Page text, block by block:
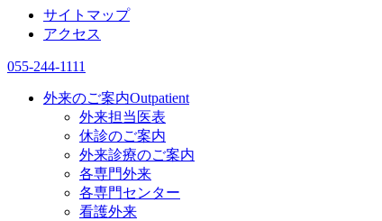
サイトマップ
アクセス
055-244-1111
外来のご案内Outpatient
外来担当医表
休診のご案内
外来診療のご案内
各専門外来
各専門センター
看護外来